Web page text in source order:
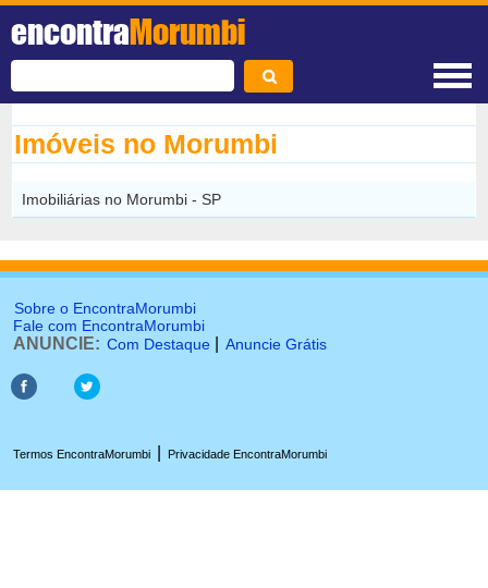
encontraMorumbi
Imóveis no Morumbi
Imobiliárias no Morumbi - SP
Sobre o EncontraMorumbi
Fale com EncontraMorumbi
ANUNCIE: Com Destaque Anuncie Grátis
Termos EncontraMorumbi Privacidade EncontraMorumbi